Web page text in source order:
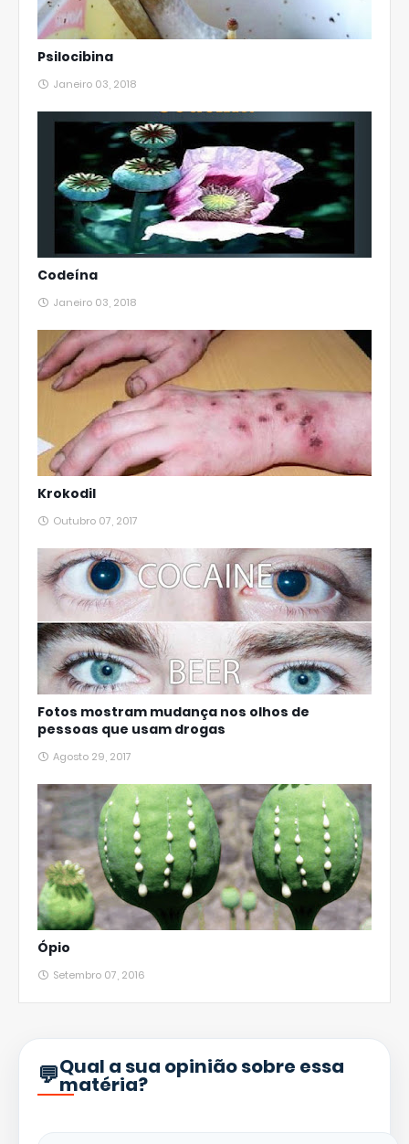
Psilocibina
Janeiro 03, 2018
Codeína
Janeiro 03, 2018
Krokodil
Outubro 07, 2017
Fotos mostram mudança nos olhos de
pessoas que usam drogas
Agosto 29, 2017
Ópio
Setembro 07, 2016
Qual a sua opinião sobre essa
matéria?